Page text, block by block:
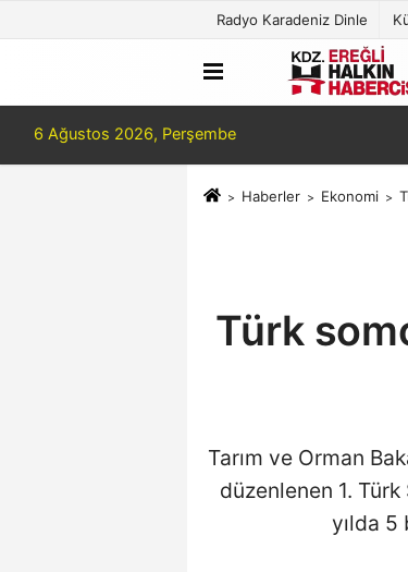
Radyo Karadeniz Dinle
6 Ağustos 2026, Perşembe
Haberler Ekonomi
Türk
Tarım ve Orman
düzenlenen 1.
yılda